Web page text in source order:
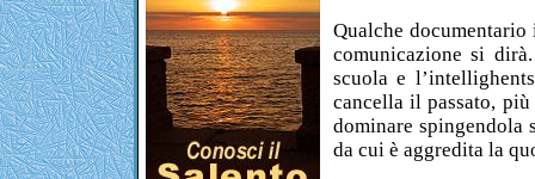
Qualche
comunicazione si
scuola e
cancella il passato,
dominare
da cui è aggredita la